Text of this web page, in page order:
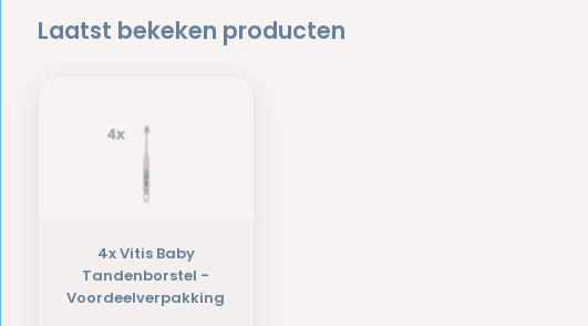
Laatst bekeken producten
4x Vitis Baby
Tandenborstel -
Voordeelverpakking